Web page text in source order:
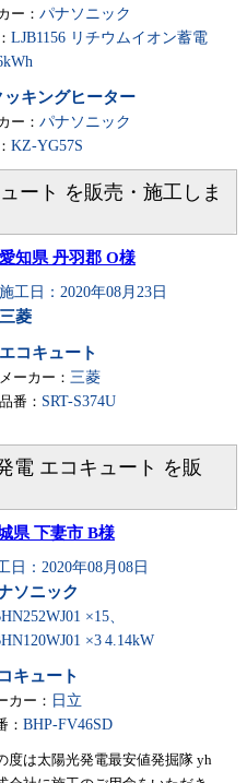
ー： パナソニック
LJB1156 リチウムイオン蓄電
キングヒーター
ー： パナソニック
KZ-YG57S
ート を販売・施工しま
愛知県 丹羽郡 O様
施工日：2020年08月23日
三菱
エコキュート
メーカー： 三菱
品番： SRT-S374U
電 エコキュート を販
県 下妻市 B様
日：2020年08月08日
ソニック
×15、
×3 4.14kW
キュート
カー： 日立
： BHP-FV46SD
度は太陽光発電最安値発掘隊 yh